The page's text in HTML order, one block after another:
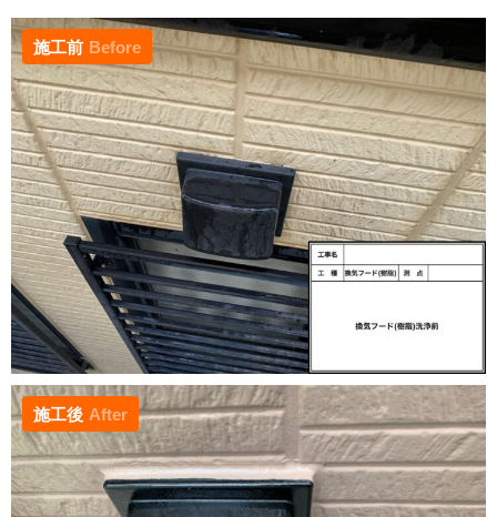
施工前 Before
施工後 After